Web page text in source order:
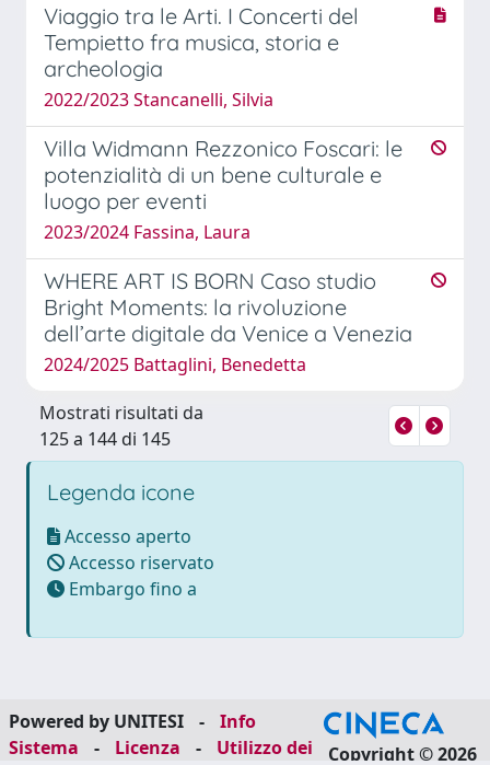
Viaggio tra le Arti. I Concerti del
Tempietto fra musica, storia e
archeologia
2022/2023 Stancanelli, Silvia
Villa Widmann Rezzonico Foscari: le
potenzialità di un bene culturale e
luogo per eventi
2023/2024 Fassina, Laura
WHERE ART IS BORN Caso studio
Bright Moments: la rivoluzione
dell’arte digitale da Venice a Venezia
2024/2025 Battaglini, Benedetta
Mostrati risultati da
125 a 144 di 145
Legenda icone
Accesso aperto
Accesso riservato
Embargo fino a
Powered by UNITESI -
Info
Sistema
- Licenza -
Utilizzo dei
Copyright © 2026